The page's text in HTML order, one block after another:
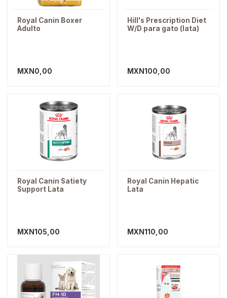
Royal Canin Boxer
Adulto
MXN0,00
Hill's Prescription Diet
W/D para gato (lata)
MXN100,00
Royal Canin Satiety
Support Lata
MXN105,00
Royal Canin Hepatic
Lata
MXN110,00